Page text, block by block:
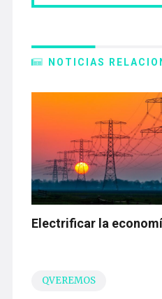
NOTICIAS
Electrificar la
QVEREMOS